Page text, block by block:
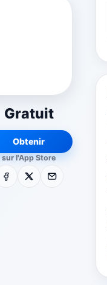
Gratuit
Obtenir
sur l'App Store
Facebook E-mail